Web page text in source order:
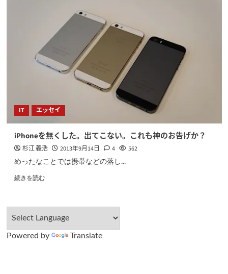
IT エッセイ
iPhoneを無くした。出てこない。これも神のお告げか？
杉江 義浩 2013年9月14日 4 562
めったなことでは携帯などの落し...
続きを読む
Powered by Translate